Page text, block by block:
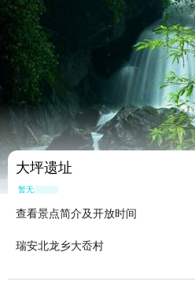
大坪遗址
暂无点评
查看景点简介及开放时间
瑞安北龙乡大岙村
